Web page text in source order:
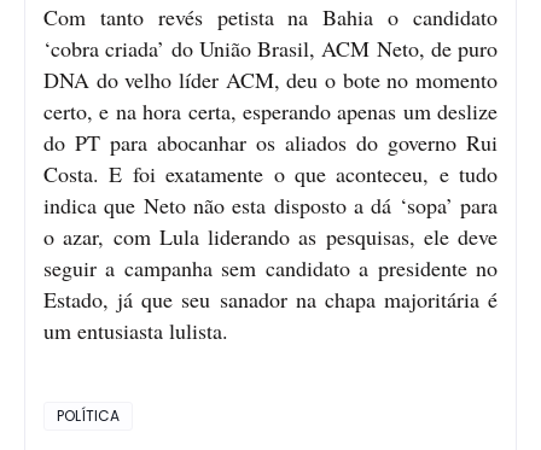
Com tanto revés petista na Bahia o candidato
‘cobra criada’ do União Brasil, ACM Neto, de puro
DNA do velho líder ACM, deu o bote no momento
certo, e na hora certa, esperando apenas um deslize
do PT para abocanhar os aliados do governo Rui
Costa. E foi exatamente o que aconteceu, e tudo
indica que Neto não esta disposto a dá ‘sopa’ para
o azar, com Lula liderando as pesquisas, ele deve
seguir a campanha sem candidato a presidente no
Estado, já que seu sanador na chapa majoritária é
um entusiasta lulista.
POLÍTICA